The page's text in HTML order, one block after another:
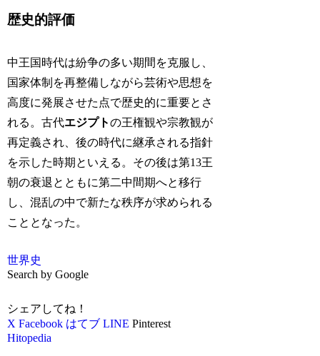
歴史的評価
中王国時代は紛争の多い期間を克服し、
国家体制を再整備しながら芸術や思想を
高度に発展させた点で歴史的に重要とさ
れる。古代エジプトの王権観や宗教観が
再定義され、後の時代に継承される指針
を示した時期といえる。その後は第13王
朝の衰退とともに第二中間期へと移行
し、混乱の中で新たな秩序が求められる
こととなった。
世界史
Search by Google
シェアしてね！
X Facebook はてブ LINE Pinterest
Hitopedia